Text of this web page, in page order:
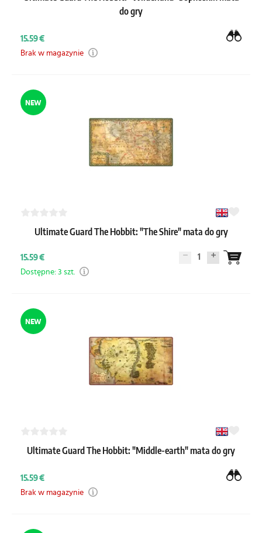
do gry
15.59 €
Brak w magazynie
NEW
Ultimate Guard The Hobbit: "The Shire" mata do gry
15.59 € 1
Dostępne: 3 szt.
NEW
Ultimate Guard The Hobbit: "Middle-earth" mata do gry
15.59 €
Brak w magazynie